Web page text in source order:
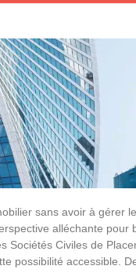
sans avoir à gérer
alléchante pour
Sociétés Civiles de
possibilité accessible.